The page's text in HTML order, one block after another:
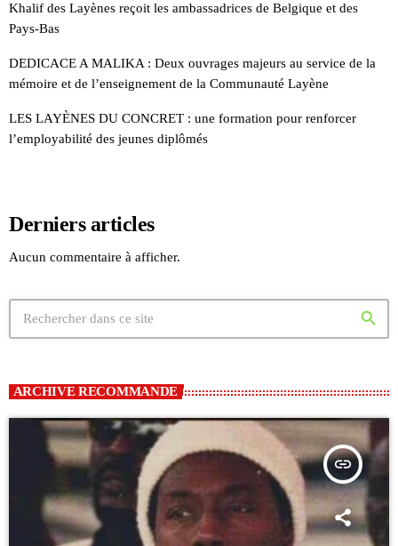
Khalif des Layènes reçoit les ambassadrices de Belgique et des
Pays-Bas
DEDICACE A MALIKA : Deux ouvrages majeurs au service de la
mémoire et de l’enseignement de la Communauté Layène
LES LAYÈNES DU CONCRET : une formation pour renforcer
l’employabilité des jeunes diplômés
Derniers articles
Aucun commentaire à afficher.
search
ARCHIVE RECOMMANDE
insert_link